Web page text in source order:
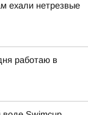
ехали нетрезвые
работаю в